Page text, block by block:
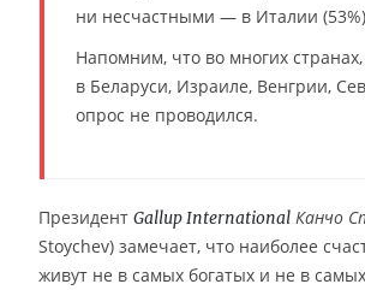
ни несчастными — в Италии
Напомним, что во многих странах,
в Беларуси, Израиле, Венгрии,
опрос не проводился.
Президент Gallup International Канчо
Stoychev) замечает, что наиболее
живут не в самых богатых и не в